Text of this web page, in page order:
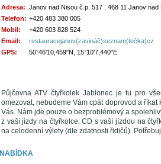
Adresa: Janov nad Nisou č.p. 517 , 468 11 Janov nad
Telefon: +420 483 380 005
Mobil:
+420 603 828 524
Email:
restauracejanov(zavináč)seznam(tečka)cz
GPS:
50°46'10,459"N, 15°10'7,440"E
Půjčovna ATV čtyřkolek Jablonec je tu pro
omezovat, nebudeme Vám cpát doprovod a
Vás. Nám jde pouze o bezproblémový a
z vaší jízdy na čtyřkolce. CD s vaší jízdou na
na celodenní výlety (dle zdatnosti řidičů).
NABÍDKA